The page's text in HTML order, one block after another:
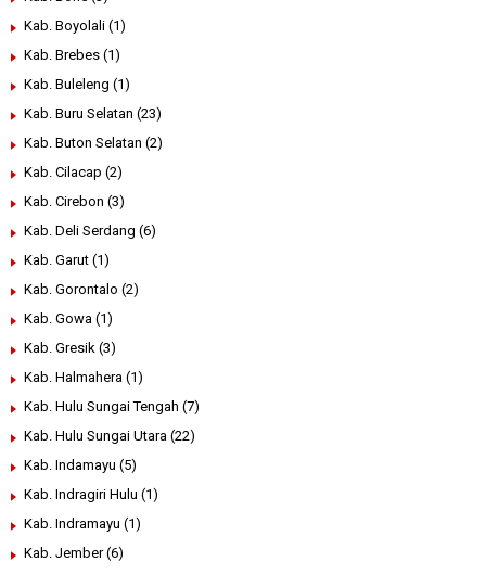
Kab. Boyolali (1)
Kab. Brebes (1)
Kab. Buleleng (1)
Kab. Buru Selatan (23)
Kab. Buton Selatan (2)
Kab. Cilacap (2)
Kab. Cirebon (3)
Kab. Deli Serdang (6)
Kab. Garut (1)
Kab. Gorontalo (2)
Kab. Gowa (1)
Kab. Gresik (3)
Kab. Halmahera (1)
Kab. Hulu Sungai Tengah (7)
Kab. Hulu Sungai Utara (22)
Kab. Indamayu (5)
Kab. Indragiri Hulu (1)
Kab. Indramayu (1)
Kab. Jember (6)